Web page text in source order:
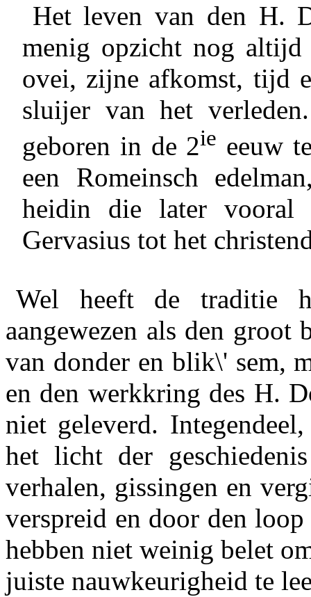
Het leven van den H.
menig opzicht nog altijd
ovei, zijne afkomst, tijd
sluijer van het
geboren in de 2ie eeuw
een Romeinsch
heidin die later
Gervasius tot het
Wel heeft de traditie
aangewezen als den groot
van donder en blik\' sem,
en den werkkring des H.
niet geleverd.
het licht der
verhalen, gissingen en
verspreid en door den
hebben niet weinig belet
juiste nauwkeurigheid te